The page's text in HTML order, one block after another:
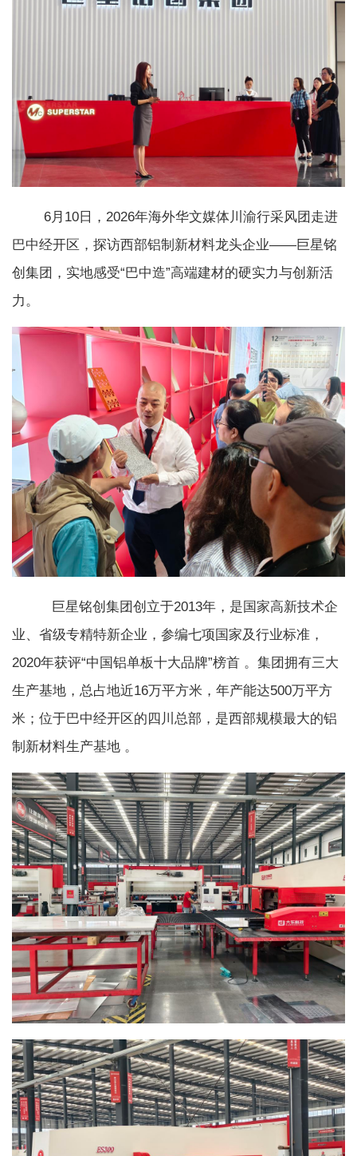
6月10日，2026年海外华文媒体川渝行采风团走进
巴中经开区，探访西部铝制新材料龙头企业——巨星铭
创集团，实地感受“巴中造”高端建材的硬实力与创新活
力。
巨星铭创集团创立于2013年，是国家高新技术企
业、省级专精特新企业，参编七项国家及行业标准，
2020年获评“中国铝单板十大品牌”榜首 。集团拥有三大
生产基地，总占地近16万平方米，年产能达500万平方
米；位于巴中经开区的四川总部，是西部规模最大的铝
制新材料生产基地 。